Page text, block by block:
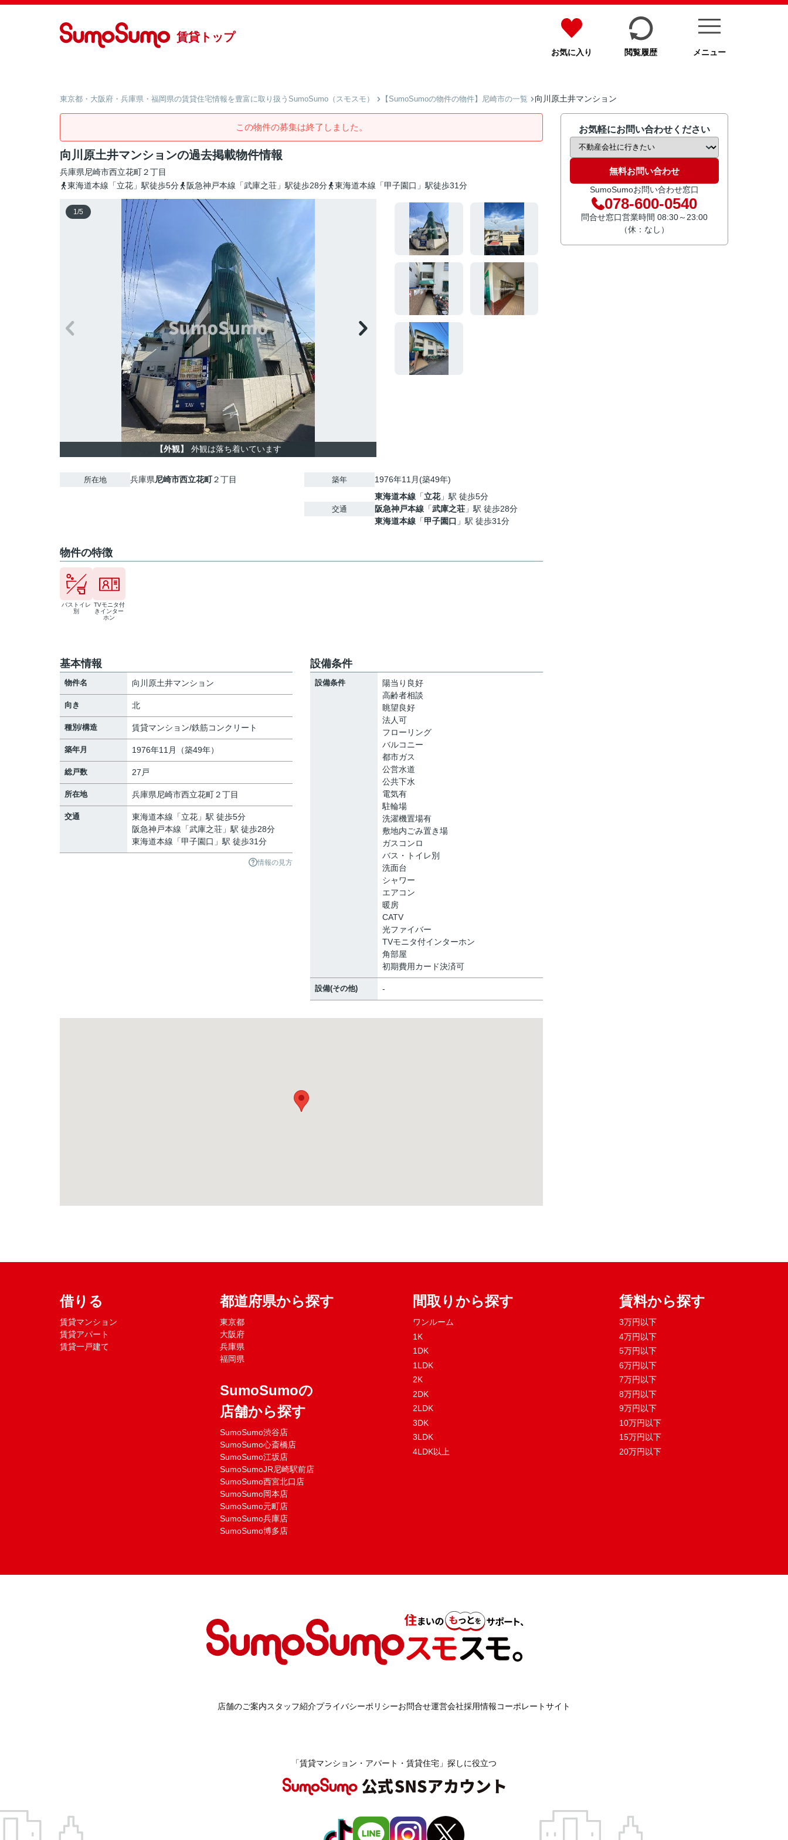
賃貸トップ
お気に入り 閲覧履歴 メニュー
東京都・大阪府・兵庫県・福岡県の賃貸住宅情報を豊富に取り扱うSumoSumo（スモスモ） 【SumoSumoの物件の物件】尼崎市の一覧 向川原土井マンション
この物件の募集は終了しました。
向川原土井マンションの過去掲載物件情報
兵庫県尼崎市西立花町２丁目
東海道本線「立花」駅徒歩5分
阪急神戸本線「武庫之荘」駅徒歩28分 東海道本線「甲子園口」駅徒歩31分
1/5
【外観】 外観は落ち着いています
所在地 兵庫県尼崎市西立花町２丁目 築年 1976年11月(築49年)
交通
東海道本線 「立花」駅 徒歩5分
阪急神戸本線 「武庫之荘 」駅 徒歩28分
東海道本線 「甲子園口 」駅 徒歩31分
物件の特徴
バストイレ
別
TVモニタ付
きインター
ホン
基本情報
物件名 向川原土井マンション
向き 北
種別/構造 賃貸マンション/鉄筋コンクリート
築年月 1976年11月（築49年）
総戸数 27戸
所在地 兵庫県尼崎市西立花町２丁目
交通 東海道本線 「立花 」駅 徒歩5分
阪急神戸本線 「武庫之荘 」駅 徒歩28分
東海道本線 「甲子園口 」駅 徒歩31分
情報の見方
設備条件
設備条件
陽当り良好
高齢者相談
眺望良好
法人可
フローリング
バルコニー
都市ガス
公営水道
公共下水
電気有
駐輪場
洗濯機置場有
敷地内ごみ置き場
ガスコンロ
バス・トイレ別
洗面台
シャワー
エアコン
暖房
CATV
光ファイバー
TVモニタ付インターホン
角部屋
初期費用カード決済可
設備(その他) -
お気軽にお問い合わせください
無料お問い合わせ
SumoSumoお問い合わせ窓口
078-600-0540
問合せ窓口営業時間 08:30～23:00
（休：なし）
借りる
賃貸マンション
賃貸アパート
賃貸一戸建て
都道府県から探す
東京都
大阪府
兵庫県
福岡県
SumoSumoの
店舗から探す
SumoSumo渋谷店
SumoSumo心斎橋店
SumoSumo江坂店
SumoSumoJR尼崎駅前店
SumoSumo西宮北口店
SumoSumo岡本店
SumoSumo元町店
SumoSumo兵庫店
SumoSumo博多店
間取りから探す
ワンルーム
1K
1DK
1LDK
2K
2DK
2LDK
3DK
3LDK
4LDK以上
賃料から探す
3万円以下
4万円以下
5万円以下
6万円以下
7万円以下
8万円以下
9万円以下
10万円以下
15万円以下
20万円以下
店舗のご案内スタッフ紹介プライバシーポリシーお問合せ運営会社採用情報コーポレートサイト
「賃貸マンション・アパート・賃貸住宅」探しに役立つ